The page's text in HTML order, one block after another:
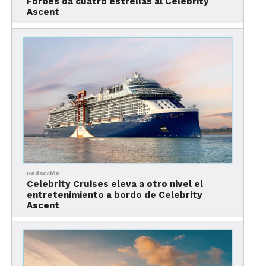
ya sea a bordo o durante sus excursiones en tierra.
Desde hacer reservas en los mejores restaurantes
hasta organizar viajes exclusivos, el equipo
experiencia general para cada huésped. The
Retreat ahora cuenta con una nueva paleta de
colores, diseñada para crear un ambiente cálido e
íntimo para que los huéspedes se relajen y
socialicen con estilo, ofreciendo una variedad de
comodidades que incluyen bebidas de cortesía,
bocadillos gourmet, entretenimiento en vivo y
más.
Las nuevas Sunset Suites con una veranda extra
permitiendo disfrutar de brisas marinas frescas y
empaparse de impresionantes puestas de sol con
los destinos perfectos en Europa como telón de
Ascent
Redacción
Celebrity Cruises eleva a otro nivel el
entretenimiento a bordo de Celebrity
Ascent